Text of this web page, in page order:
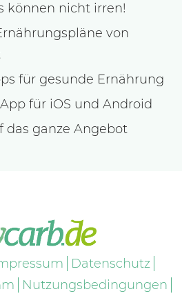
können nicht irren!
von
für gesunde Ernährung
für iOS und Android
das ganze Angebot
Datenschutz
Nutzungsbedingungen